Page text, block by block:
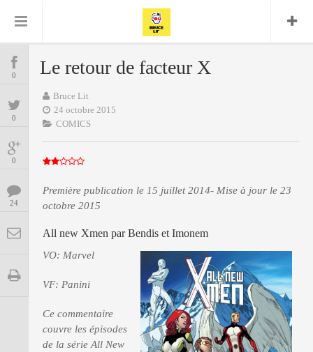
COMICS
MANGAS
BD
ENCYCLOPEGEEK
CINE-SERIES-ANIME
MUSIQUE
LA BRUCE TEAM : SAISON 13
0
0
0
24
Le retour de facteur X
Bruce Lit
24 octobre 2015
COMICS
Première publication le 15 juillet 2014- Mise à jour le 23
octobre 2015
All new Xmen par Bendis et Imonem
VO: Marvel
VF: Panini
Ce commentaire
couvre les épisodes
de la série All New
Comics
Daredevil
Delcourt
Encyclopegeek
Replay
Focus Frank Miller Garth Ennis
Glénat Graphic Novel
Independants JB Vu Van JP
Nguyen Lug Mangas
Marvel
Panini Patrick Faivre
Présence Punisher Rock Semic